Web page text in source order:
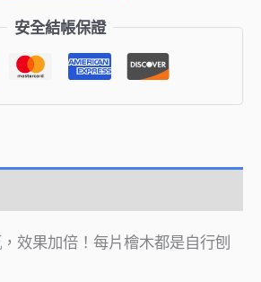
安全結帳保證
效果加倍！每片檜木都是自行刨